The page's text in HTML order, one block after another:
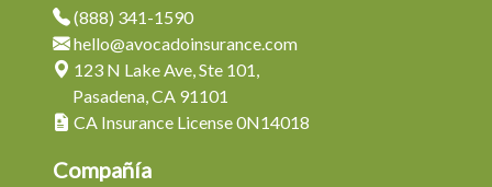
(888) 341-1590
hello@avocadoinsurance.com
123 N Lake Ave, Ste 101,
Pasadena, CA 91101
CA Insurance License 0N14018
Compañía